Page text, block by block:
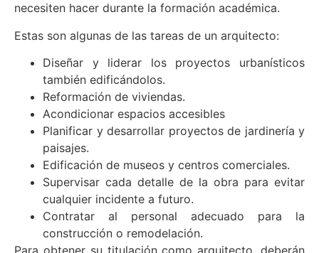
necesiten hacer durante la formación académica.
Estas son algunas de las tareas de un arquitecto:
Diseñar y liderar los proyectos urbanísticos
también edificándolos.
Reformación de viviendas.
Acondicionar espacios accesibles
Planificar y desarrollar proyectos de jardinería y
paisajes.
Edificación de museos y centros comerciales.
Supervisar cada detalle de la obra para evitar
cualquier incidente a futuro.
Contratar al personal adecuado para la
construcción o remodelación.